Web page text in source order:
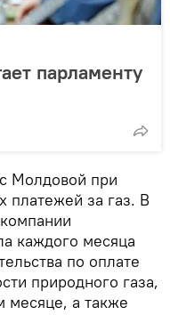
парламенту
Молдовой при
платежей за газ. В
каждого месяца
по оплате
природного газа,
месяце, а также